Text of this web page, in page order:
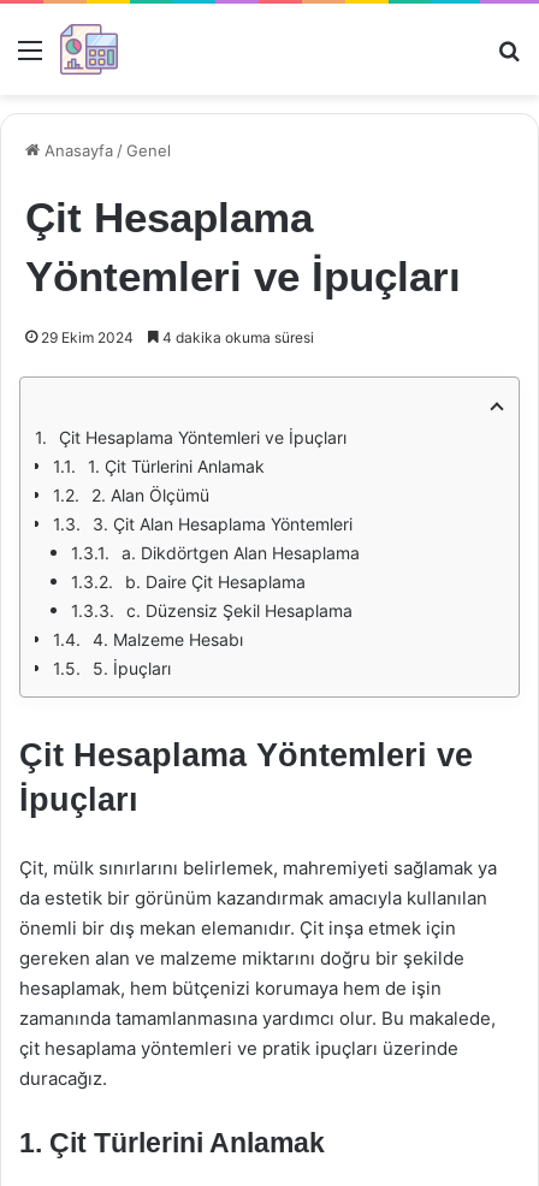
Menü
Anasayfa /Genel
Çit Hesaplama
Yöntemleri ve İpuçları
29 Ekim 2024 4 dakika okuma süresi
Çit Hesaplama Yöntemleri ve İpuçları
1. Çit Türlerini Anlamak
2. Alan Ölçümü
3. Çit Alan Hesaplama Yöntemleri
a. Dikdörtgen Alan Hesaplama
b. Daire Çit Hesaplama
c. Düzensiz Şekil Hesaplama
4. Malzeme Hesabı
5. İpuçları
Çit Hesaplama Yöntemleri ve
İpuçları
Çit, mülk sınırlarını belirlemek, mahremiyeti sağlamak ya
da estetik bir görünüm kazandırmak amacıyla kullanılan
önemli bir dış mekan elemanıdır. Çit inşa etmek için
gereken alan ve malzeme miktarını doğru bir şekilde
hesaplamak, hem bütçenizi korumaya hem de işin
zamanında tamamlanmasına yardımcı olur. Bu makalede,
çit hesaplama yöntemleri ve pratik ipuçları üzerinde
duracağız.
1. Çit Türlerini Anlamak